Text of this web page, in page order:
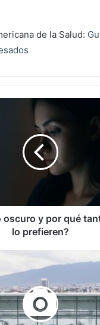
de la Salud:
oscuro y por qué
lo prefieren?